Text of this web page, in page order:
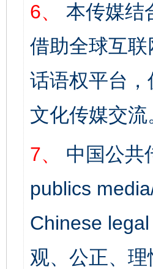
6、
本传媒结
借助全球互
话语权平台
文化传媒交
7、
中国公共
publics
Chinese
观、公正、
完善运行机制助力责任有效